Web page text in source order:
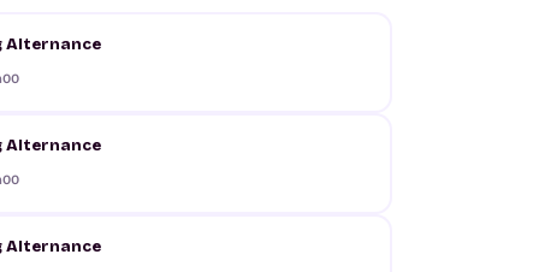
Alternance
Alternance
Alternance